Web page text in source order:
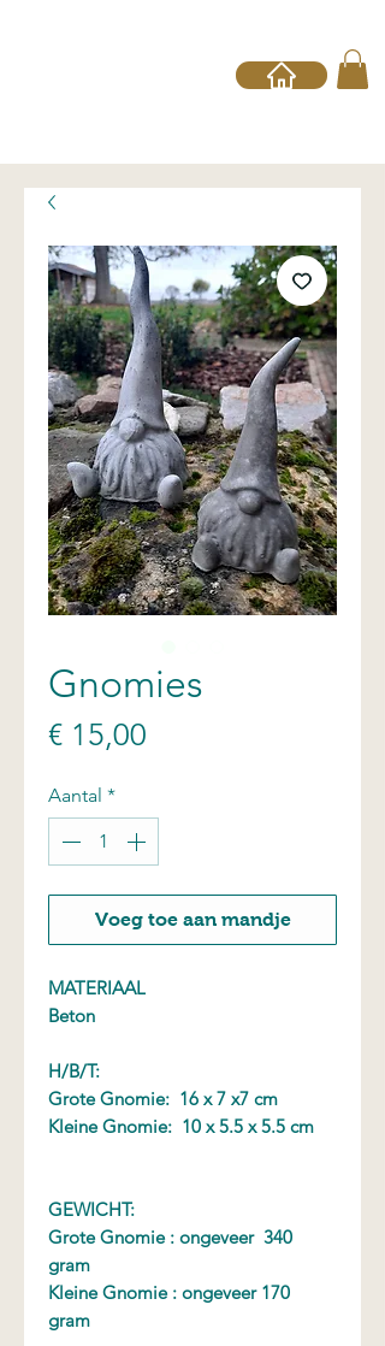
Gnomies
€ 15,00
Aantal *
Voeg toe aan mandje
MATERIAAL
Beton
H/B/T:
Grote Gnomie: 16 x 7 x7 cm
Kleine Gnomie: 10 x 5.5 x 5.5 cm
GEWICHT:
Grote Gnomie : ongeveer 340
gram
Kleine Gnomie : ongeveer 170
gram